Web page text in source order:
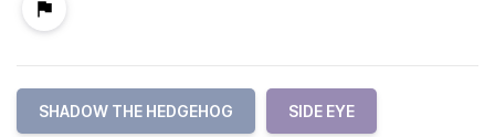
SHADOW THE HEDGEHOG SIDE EYE